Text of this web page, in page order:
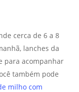
cerca de 6 a 8
lanches da
para acompanhar
também pode
milho com